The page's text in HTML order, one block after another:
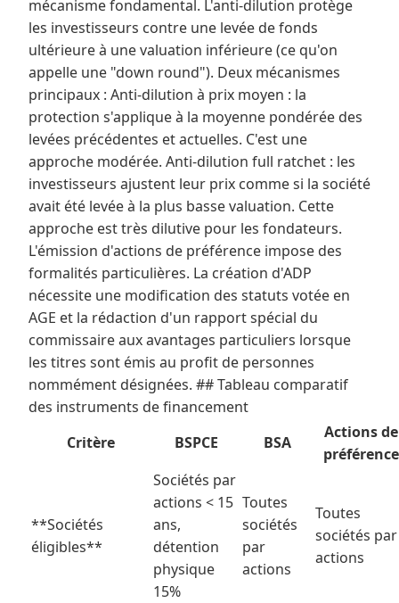
mécanisme fondamental. L'anti-dilution protège
les investisseurs contre une levée de fonds
ultérieure à une valuation inférieure (ce qu'on
appelle une "down round"). Deux mécanismes
principaux : Anti-dilution à prix moyen : la
protection s'applique à la moyenne pondérée des
levées précédentes et actuelles. C'est une
approche modérée. Anti-dilution full ratchet : les
investisseurs ajustent leur prix comme si la société
avait été levée à la plus basse valuation. Cette
approche est très dilutive pour les fondateurs.
L'émission d'actions de préférence impose des
formalités particulières. La création d'ADP
nécessite une modification des statuts votée en
AGE et la rédaction d'un rapport spécial du
commissaire aux avantages particuliers lorsque
les titres sont émis au profit de personnes
nommément désignées. ## Tableau comparatif
des instruments de financement
Critère
BSPCE BSA
Actions de
préférence
**Sociétés
éligibles**
Sociétés par
actions < 15
ans,
détention
physique
15%
Toutes
sociétés
par
actions
Toutes
sociétés par
actions